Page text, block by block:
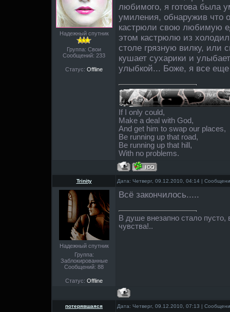
Надежный спутник
Группа: Свои
Сообщений: 233
Статус: Offline
любимого, я готова была
умиления, обнаружив что
кастрюли свою любимую
этом кастрюлю из
столе грязную вилку, или
кушает сухарики и
улыбкой... Боже, я все
If I only could,
Make a deal with God,
And get him to swap our places,
Be running up that road,
Be running up that hill,
With no problems.
Trinity Дата: Четверг, 09.12.2010, 04:14 |
Надежный спутник
Группа:
Заблокированные
Сообщений: 88
Статус: Offline
Всё закончилось.....
В душе внезапно стало пусто,
чувства!..
потерявшаяся Дата: Четверг, 09.12.2010, 07:13 |